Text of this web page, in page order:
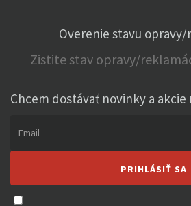
Overenie stavu
Zistite stav opravy/
Chcem dostávať novinky a akcie
PRIHLÁSIŤ SA